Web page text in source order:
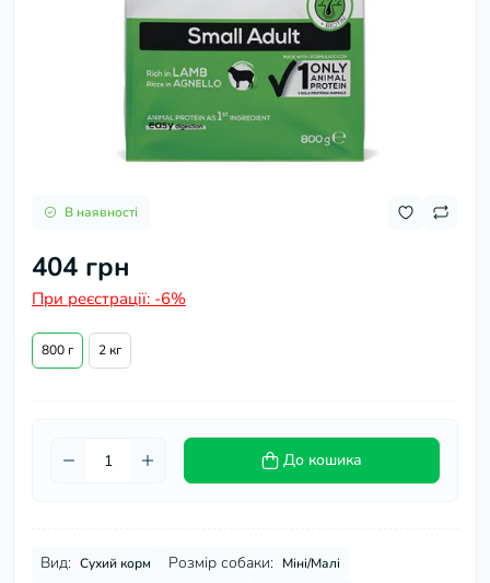
В наявності
404 грн
При реєстрації: -6%
800 г 2 кг
До кошика
Вид: Сухий корм Розмір собаки: Міні/Малі